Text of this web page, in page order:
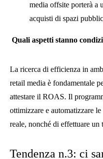
media offsite porterà a
acquisti di spazi
Quali aspetti stanno
La ricerca di efficienza in
retail media è fondamentale
attestare il ROAS. Il
ottimizzare e automatizzare
reale, nonché di effettuare un
Tendenza n.3: ci